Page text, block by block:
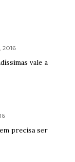
2016
vale a
precisa ser